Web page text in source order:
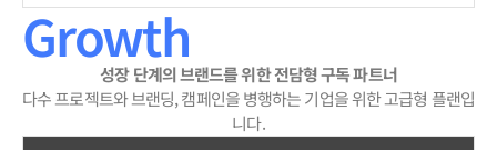
Growth
성장 단계의 브랜드를 위한 전담형 구독 파트너
다수 프로젝트와 브랜딩, 캠페인을 병행하는 기업을 위한 고급형 플랜입
니다.